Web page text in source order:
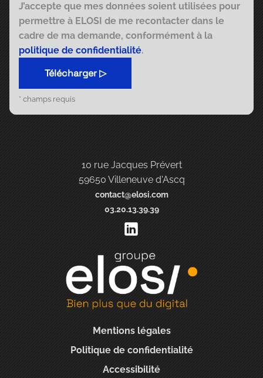
J’accepte que mes données soient utilisées pour
permettre à ELOSI de me recontacter dans le
cadre de ma demande, conformément à la
politique de confidentialité.
Télécharger ▷
* champs requis
10 rue Jacques Prévert
59650 Villeneuve d'Ascq
contact@elosi.com
03.20.13.39.39
Mentions légales
Politique de confidentialité
Accessibilité